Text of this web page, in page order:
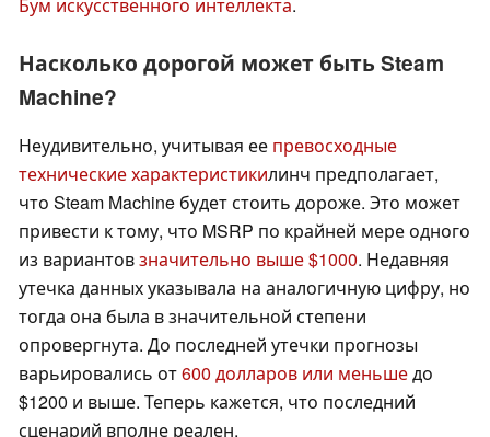
Насколько дорогой может быть Steam
Machine?
Неудивительно, учитывая ее превосходные
технические характеристикилинч предполагает,
что Steam Machine будет стоить дороже. Это может
привести к тому, что MSRP по крайней мере одного
из вариантовзначительно выше $1000. Недавняя
утечка данных указывала на аналогичную цифру, но
тогда она была в значительной степени
опровергнута. До последней утечки прогнозы
варьировались от600 долларов или меньшедо
$1200 и выше. Теперь кажется, что последний
сценарий вполне реален.